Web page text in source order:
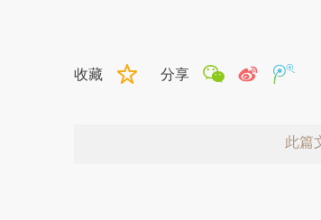
收藏 分享
此篇